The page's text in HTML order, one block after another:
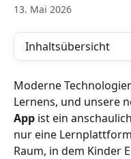
13. Mai 2026
Inhaltsübersicht
Moderne
Lernens, und unsere
App ist ein
nur eine
Raum, in dem Kinder